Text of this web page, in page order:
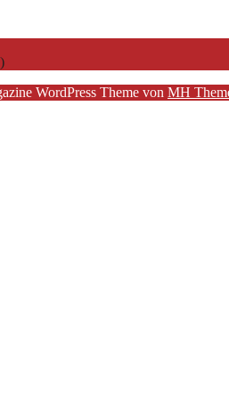
WordPress Theme von MH